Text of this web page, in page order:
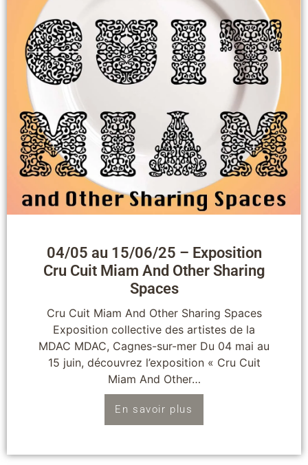
04/05 au 15/06/25 – Exposition
Cru Cuit Miam And Other Sharing
Spaces​
Cru Cuit Miam And Other Sharing Spaces
Exposition collective des artistes de la
MDAC MDAC, Cagnes-sur-mer​ Du 04 mai au
15 juin, découvrez l’exposition « Cru Cuit
Miam And Other…
En savoir plus